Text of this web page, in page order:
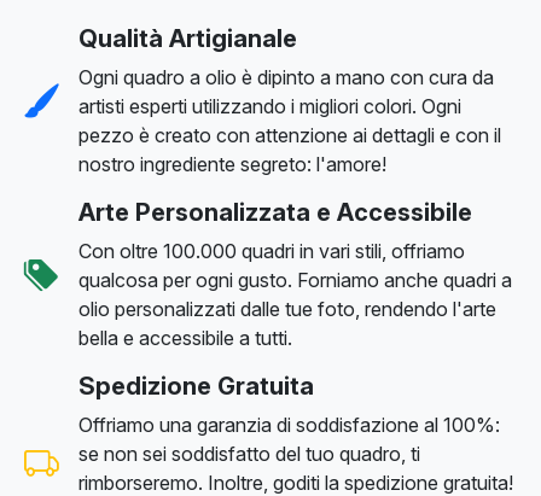
Qualità Artigianale
Ogni quadro a olio è dipinto a mano con cura da
artisti esperti utilizzando i migliori colori. Ogni
pezzo è creato con attenzione ai dettagli e con il
nostro ingrediente segreto: l'amore!
Arte Personalizzata e Accessibile
Con oltre 100.000 quadri in vari stili, offriamo
qualcosa per ogni gusto. Forniamo anche quadri a
olio personalizzati dalle tue foto, rendendo l'arte
bella e accessibile a tutti.
Spedizione Gratuita
Offriamo una garanzia di soddisfazione al 100%:
se non sei soddisfatto del tuo quadro, ti
rimborseremo. Inoltre, goditi la spedizione gratuita!